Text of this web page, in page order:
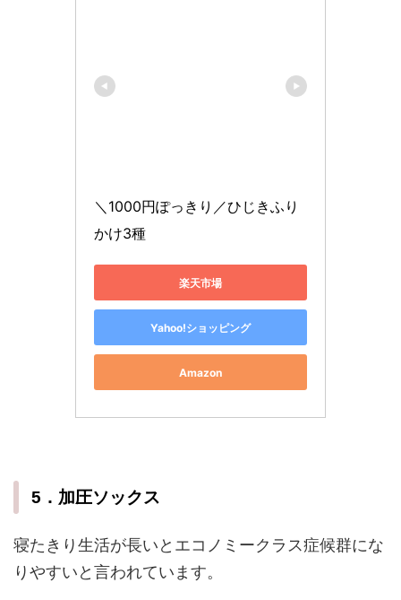
＼1000円ぽっきり／ひじきふり
かけ3種
楽天市場
Yahoo!ショッピング
Amazon
5．加圧ソックス
寝たきり生活が長いとエコノミークラス症候群にな
りやすいと言われています。